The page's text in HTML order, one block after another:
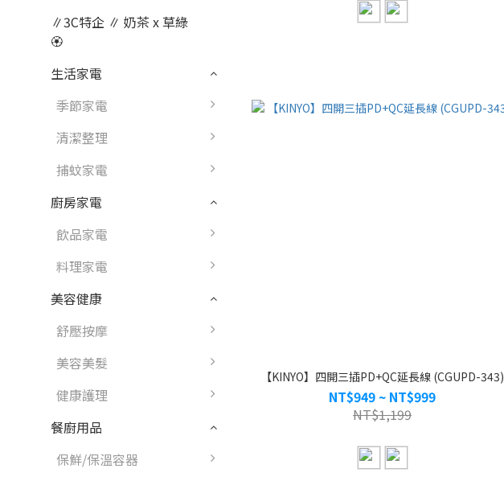
∥3C特企 ∥ 奶茶 x 草綠
🏵
生活家電
季節家電
清潔整理
捕蚊家電
廚房家電
飲品家電
料理家電
美容健康
舒壓按摩
美容美髮
健康護理
餐廚用品
保鮮/保溫容器
【KINYO】四開三插PD+QC延長線 (CGUPD-343)
NT$949 ~ NT$999
NT$1,199